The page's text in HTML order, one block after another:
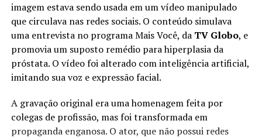
imagem estava sendo usada em um vídeo manipulado
que circulava nas redes sociais. O conteúdo simulava
uma entrevista no programa Mais Você, da TV Globo, e
promovia um suposto remédio para hiperplasia da
próstata. O vídeo foi alterado com inteligência artificial,
imitando sua voz e expressão facial.
A gravação original era uma homenagem feita por
colegas de profissão, mas foi transformada em
propaganda enganosa. O ator, que não possui redes